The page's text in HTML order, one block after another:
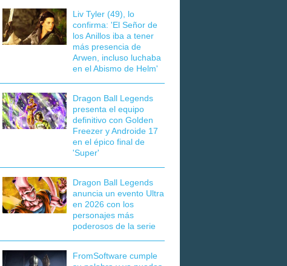
Liv Tyler (49), lo
confirma: 'El Señor de
los Anillos iba a tener
más presencia de
Arwen, incluso luchaba
en el Abismo de Helm'
Dragon Ball Legends
presenta el equipo
definitivo con Golden
Freezer y Androide 17
en el épico final de
'Super'
Dragon Ball Legends
anuncia un evento Ultra
en 2026 con los
personajes más
poderosos de la serie
FromSoftware cumple